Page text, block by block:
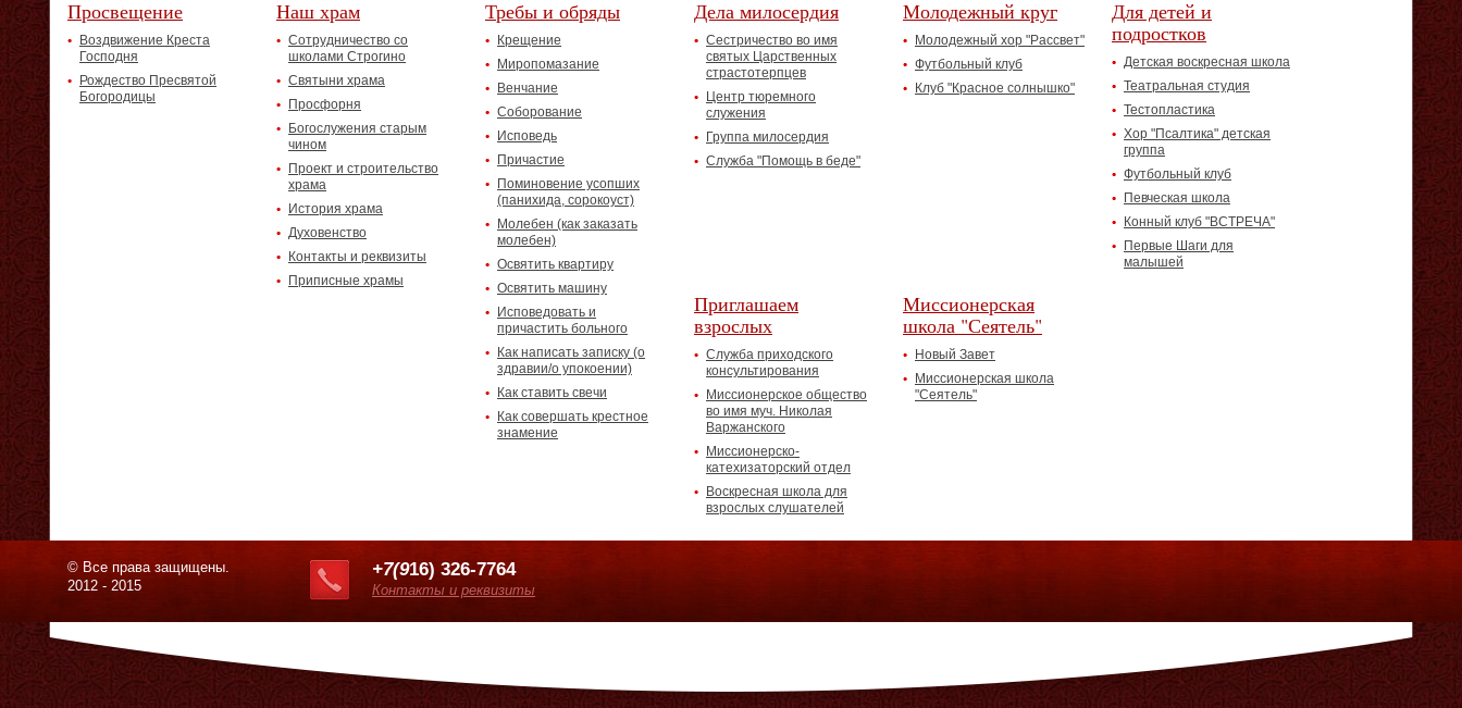
Просвещение
Воздвижение Креста
Господня
Рождество Пресвятой
Богородицы
Наш храм
Сотрудничество со
школами Строгино
Святыни храма
Просфорня
Богослужения старым
чином
Проект и строительство
храма
История храма
Духовенство
Контакты и реквизиты
Приписные храмы
Требы и обряды
Крещение
Миропомазание
Венчание
Соборование
Исповедь
Причастие
Поминовение усопших
(панихида, сорокоуст)
Молебен (как заказать
молебен)
Освятить квартиру
Освятить машину
Исповедовать и
причастить больного
Как написать записку (о
здравии/о упокоении)
Как ставить свечи
Как совершать крестное
знамение
Дела милосердия
Сестричество во имя
святых Царственных
страстотерпцев
Центр тюремного
служения
Группа милосердия
Служба "Помощь в беде"
Молодежный круг
Молодежный хор "Рассвет"
Футбольный клуб
Клуб "Красное солнышко"
Для детей и
подростков
Детская воскресная школа
Театральная студия
Тестопластика
Хор "Псалтика" детская
группа
Футбольный клуб
Певческая школа
Конный клуб "ВСТРЕЧА"
Первые Шаги для
малышей
Приглашаем
взрослых
Служба приходского
консультирования
Миссионерское общество
во имя муч. Николая
Варжанского
Миссионерско-
катехизаторский отдел
Воскресная школа для
взрослых слушателей
Миссионерская
школа "Сеятель"
Новый Завет
Миссионерская школа
"Сеятель"
© Все права защищены.
2012 - 2015
+7(916) 326-7764
Контакты и реквизиты